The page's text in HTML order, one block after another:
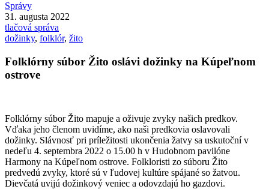
Správy
31. augusta 2022
tlačová správa
dožinky, folklór, žito
Folklórny súbor Žito oslávi dožinky na Kúpeľnom
ostrove
Folklórny súbor Žito mapuje a oživuje zvyky našich predkov.
Vďaka jeho členom uvidíme, ako naši predkovia oslavovali
dožinky. Slávnosť pri príležitosti ukončenia žatvy sa uskutoční v
nedeľu 4. septembra 2022 o 15.00 h v Hudobnom pavilóne
Harmony na Kúpeľnom ostrove. Folkloristi zo súboru Žito
predvedú zvyky, ktoré sú v ľudovej kultúre spájané so žatvou.
Dievčatá uvijú dožinkový veniec a odovzdajú ho gazdovi.